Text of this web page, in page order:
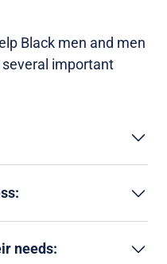
Black men and men
important
needs: